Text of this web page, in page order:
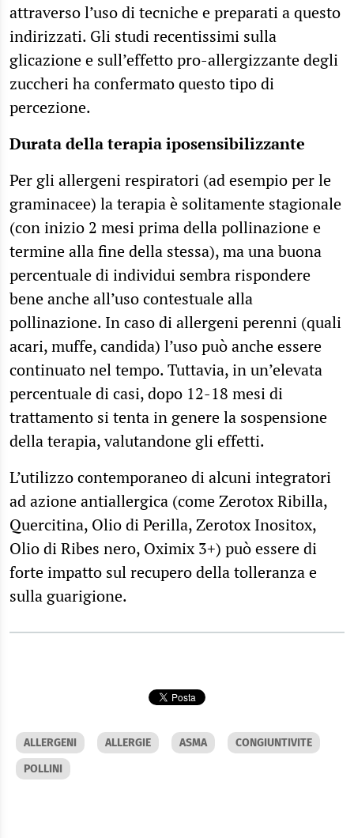
attraverso l’uso di tecniche e preparati a questo
indirizzati. Gli studi recentissimi sulla
glicazione e sull’effetto pro-allergizzante degli
zuccheri ha confermato questo tipo di
percezione.
Durata della terapia iposensibilizzante
Per gli allergeni respiratori (ad esempio per le
graminacee) la terapia è solitamente stagionale
(con inizio 2 mesi prima della pollinazione e
termine alla fine della stessa), ma una buona
percentuale di individui sembra rispondere
bene anche all’uso contestuale alla
pollinazione. In caso di allergeni perenni (quali
acari, muffe, candida) l’uso può anche essere
continuato nel tempo. Tuttavia, in un’elevata
percentuale di casi, dopo 12-18 mesi di
trattamento si tenta in genere la sospensione
della terapia, valutandone gli effetti.
L’utilizzo contemporaneo di alcuni integratori
ad azione antiallergica (come Zerotox Ribilla,
Quercitina, Olio di Perilla, Zerotox Inositox,
Olio di Ribes nero, Oximix 3+) può essere di
forte impatto sul recupero della tolleranza e
sulla guarigione.
ALLERGENI ALLERGIE ASMA
CONGIUNTIVITE
POLLINI